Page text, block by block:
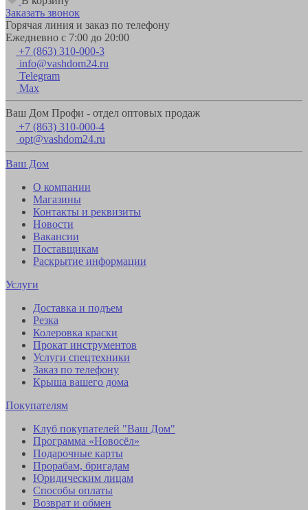
Заказать звонок
Горячая линия и заказ по телефону
Ежедневно с 7:00 до 20:00
+7 (863) 310-000-3
info@vashdom24.ru
Telegram
Max
Ваш Дом Профи - отдел оптовых продаж
+7 (863) 310-000-4
opt@vashdom24.ru
Ваш Дом
О компании
Магазины
Контакты и реквизиты
Новости
Вакансии
Поставщикам
Раскрытие информации
Услуги
Доставка и подъем
Резка
Колеровка краски
Прокат инструментов
Услуги спецтехники
Заказ по телефону
Крыша вашего дома
Покупателям
Клуб покупателей "Ваш Дом"
Программа «Новосёл»
Подарочные карты
Прорабам, бригадам
Юридическим лицам
Способы оплаты
Возврат и обмен